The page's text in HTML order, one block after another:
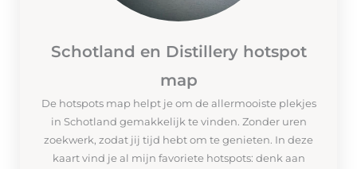
Schotland en Distillery hotspot
map
De hotspots map helpt je om de allermooiste plekjes
in Schotland gemakkelijk te vinden. Zonder uren
zoekwerk, zodat jij tijd hebt om te genieten. In deze
kaart vind je al mijn favoriete hotspots: denk aan